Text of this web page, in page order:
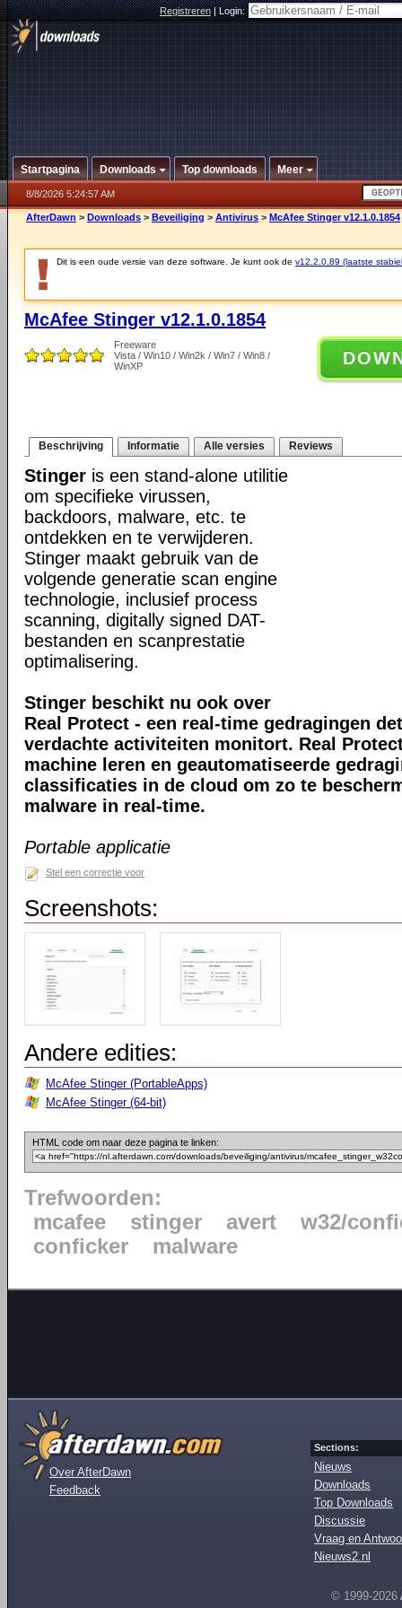
Registreren|Login:
Startpagina Downloads Top downloads Meer
8/8/2026 5:24:57 AM
AfterDawn > Downloads > Beveiliging > Antivirus > McAfee Stinger v12.1.0.1854
Dit is een oude versie van deze software. Je kunt ook de v12.2.0.89 (laatste
McAfee Stinger v12.1.0.1854
Freeware
Vista / Win10 / Win2k / Win7 / Win8 /
WinXP
Beschrijving Informatie Alle versies Reviews
Stinger is een stand-alone utilitie
om specifieke virussen,
backdoors, malware, etc. te
ontdekken en te verwijderen.
Stinger maakt gebruik van de
volgende generatie scan engine
technologie, inclusief process
scanning, digitally signed DAT-
bestanden en scanprestatie
optimalisering.
Stinger beschikt nu ook over
Real Protect - een real-time gedragingen
verdachte activiteiten monitort. Real
machine leren en geautomatiseerde
classificaties in de cloud om zo te
malware in real-time.
Portable applicatie
Stel een correctie voor
Screenshots:
Andere edities:
McAfee Stinger (PortableApps)
McAfee Stinger (64-bit)
HTML code om naar deze pagina te linken:
Trefwoorden:
mcafee
stinger avert
w32/
conficker
malware
Over AfterDawn
Feedback
Sections:
Nieuws
Downloads
Top Downloads
Discussie
Vraag en
Nieuws2.nl
© 1999-2026